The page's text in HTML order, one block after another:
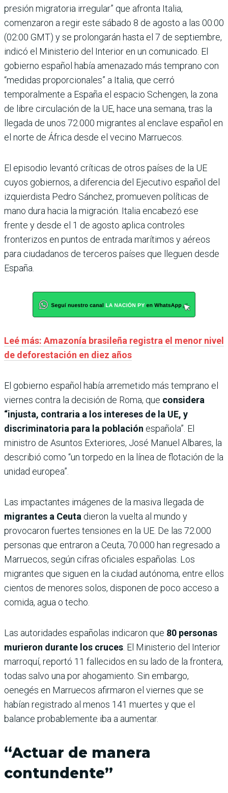
presión migratoria irregular” que afronta Italia,
comenzaron a regir este sábado 8 de agosto a las 00:00
(02:00 GMT) y se prolongarán hasta el 7 de septiembre,
indicó el Ministerio del Interior en un comunicado. El
gobierno español había amenazado más temprano con
“medidas proporcionales” a Italia, que cerró
temporalmente a España el espacio Schengen, la zona
de libre circulación de la UE, hace una semana, tras la
llegada de unos 72.000 migrantes al enclave español en
el norte de África desde el vecino Marruecos.
El episodio levantó críticas de otros países de la UE
cuyos gobiernos, a diferencia del Ejecutivo español del
izquierdista Pedro Sánchez, promueven políticas de
mano dura hacia la migración. Italia encabezó ese
frente y desde el 1 de agosto aplica controles
fronterizos en puntos de entrada marítimos y aéreos
para ciudadanos de terceros países que lleguen desde
España.
Leé más: Amazonía brasileña registra el menor nivel
de deforestación en diez años
El gobierno español había arremetido más temprano el
viernes contra la decisión de Roma, que considera
“injusta, contraria a los intereses de la UE, y
discriminatoria para la población española”. El
ministro de Asuntos Exteriores, José Manuel Albares, la
describió como “un torpedo en la línea de flotación de la
unidad europea”.
Las impactantes imágenes de la masiva llegada de
migrantes a Ceuta dieron la vuelta al mundo y
provocaron fuertes tensiones en la UE. De las 72.000
personas que entraron a Ceuta, 70.000 han regresado a
Marruecos, según cifras oficiales españolas. Los
migrantes que siguen en la ciudad autónoma, entre ellos
cientos de menores solos, disponen de poco acceso a
comida, agua o techo.
Las autoridades españolas indicaron que 80 personas
murieron durante los cruces . El Ministerio del Interior
marroquí, reportó 11 fallecidos en su lado de la frontera,
todas salvo una por ahogamiento. Sin embargo,
oenegés en Marruecos afirmaron el viernes que se
habían registrado al menos 141 muertes y que el
balance probablemente iba a aumentar.
“Actuar de manera
contundente”